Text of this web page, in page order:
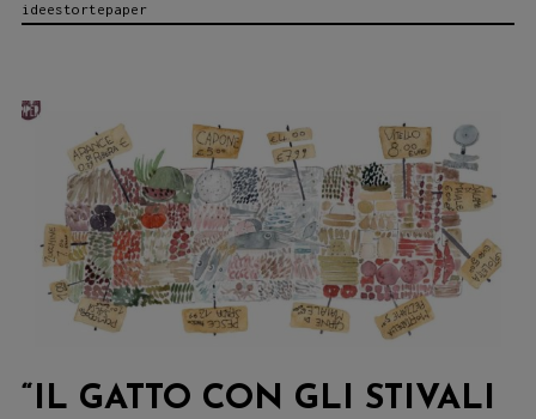
Una
marina
di
libri
il
10
ideestortepaper
“IL GATTO CON GLI STIVALI